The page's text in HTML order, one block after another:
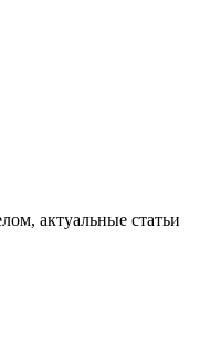
актуальные статьи